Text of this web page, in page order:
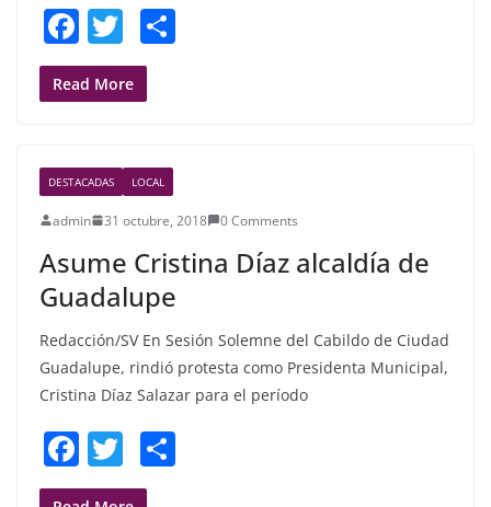
F
a
c
b
o
o
k
T
w
itt
Read More
DESTACADAS LOCAL
admin 31 octubre, 2018 0 Comments
Asume Cristina Díaz alcaldía de
Guadalupe
Redacción/SV En Sesión Solemne del Cabildo de Ciudad
Guadalupe, rindió protesta como Presidenta Municipal,
Cristina Díaz Salazar para el período
F
a
T
w